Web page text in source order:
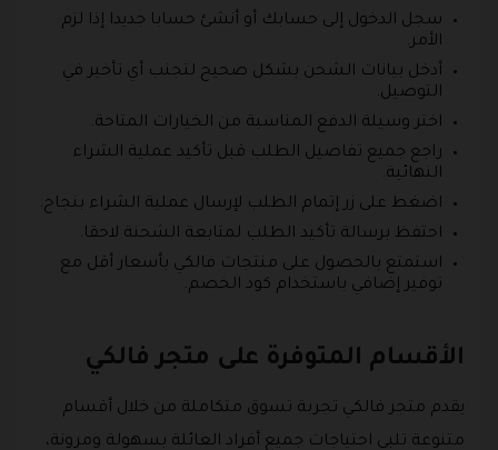
سجل الدخول إلى حسابك أو أنشئ حسابا جديدا إذا لزم
الأمر.
أدخل بيانات الشحن بشكل صحيح لتجنب أي تأخير في
التوصيل.
اختر وسيلة الدفع المناسبة من الخيارات المتاحة.
راجع جميع تفاصيل الطلب قبل تأكيد عملية الشراء
النهائية.
اضغط على زر إتمام الطلب لإرسال عملية الشراء بنجاح.
احتفظ برسالة تأكيد الطلب لمتابعة الشحنة لاحقا.
استمتع بالحصول على منتجات فالكي بأسعار أقل مع
توفير إضافي باستخدام كود الخصم.
الأقسام المتوفرة على متجر فالكي
يقدم متجر فالكي تجربة تسوق متكاملة من خلال أقسام
متنوعة تلبي احتياجات جميع أفراد العائلة بسهولة ومرونة،